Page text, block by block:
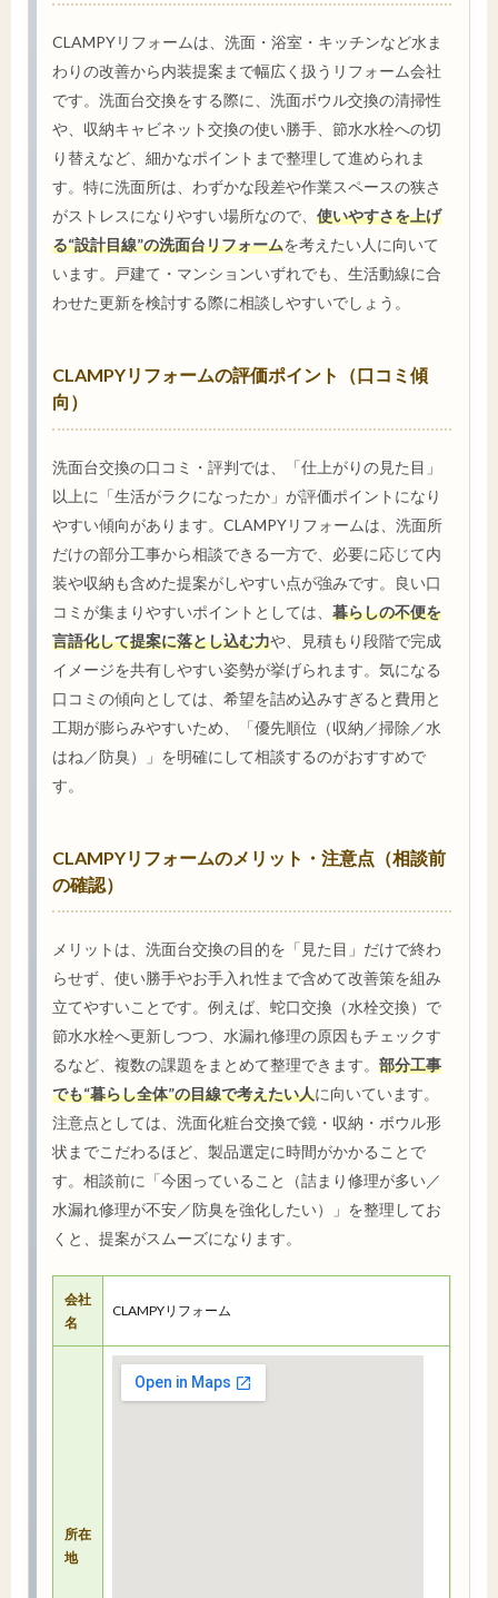
CLAMPYリフォームは、洗面・浴室・キッチンなど水ま
わりの改善から内装提案まで幅広く扱うリフォーム会社
です。洗面台交換をする際に、洗面ボウル交換の清掃性
や、収納キャビネット交換の使い勝手、節水水栓への切
り替えなど、細かなポイントまで整理して進められま
す。特に洗面所は、わずかな段差や作業スペースの狭さ
がストレスになりやすい場所なので、 使いやすさを上げ
る“設計目線”の洗面台リフォームを考えたい人に向いて
います。戸建て・マンションいずれでも、生活動線に合
わせた更新を検討する際に相談しやすいでしょう。
CLAMPYリフォームの評価ポイント（口コミ傾
向）
洗面台交換の口コミ・評判では、「仕上がりの見た目」
以上に「生活がラクになったか」が評価ポイントになり
やすい傾向があります。CLAMPYリフォームは、洗面所
だけの部分工事から相談できる一方で、必要に応じて内
装や収納も含めた提案がしやすい点が強みです。良い口
コミが集まりやすいポイントとしては、 暮らしの不便を
言語化して提案に落とし込む力や、見積もり段階で完成
イメージを共有しやすい姿勢が挙げられます。気になる
口コミの傾向としては、希望を詰め込みすぎると費用と
工期が膨らみやすいため、「優先順位（収納／掃除／水
はね／防臭）」を明確にして相談するのがおすすめで
す。
CLAMPYリフォームのメリット・注意点（相談前
の確認）
メリットは、洗面台交換の目的を「見た目」だけで終わ
らせず、使い勝手やお手入れ性まで含めて改善策を組み
立てやすいことです。例えば、蛇口交換（水栓交換）で
節水水栓へ更新しつつ、水漏れ修理の原因もチェックす
るなど、複数の課題をまとめて整理できます。 部分工事
でも“暮らし全体”の目線で考えたい人に向いています。
注意点としては、洗面化粧台交換で鏡・収納・ボウル形
状までこだわるほど、製品選定に時間がかかることで
す。相談前に「今困っていること（詰まり修理が多い／
水漏れ修理が不安／防臭を強化したい）」を整理してお
くと、提案がスムーズになります。
会社
名
CLAMPYリフォーム
所在
地